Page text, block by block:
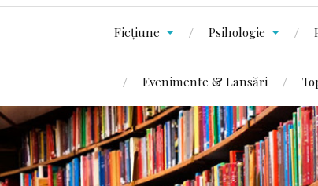
Ficțiune Psihologie
Evenimente & Lansări